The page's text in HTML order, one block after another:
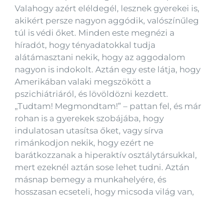
Valahogy azért eléldegél, lesznek gyerekei is,
akikért persze nagyon aggódik, valószínűleg
túl is védi őket. Minden este megnézi a
híradót, hogy tényadatokkal tudja
alátámasztani nekik, hogy az aggodalom
nagyon is indokolt. Aztán egy este látja, hogy
Amerikában valaki megszökött a
pszichiátriáról, és lövöldözni kezdett.
„Tudtam! Megmondtam!” – pattan fel, és már
rohan is a gyerekek szobájába, hogy
indulatosan utasítsa őket, vagy sírva
rimánkodjon nekik, hogy ezért ne
barátkozzanak a hiperaktív osztálytársukkal,
mert ezeknél aztán sose lehet tudni. Aztán
másnap bemegy a munkahelyére, és
hosszasan ecseteli, hogy micsoda világ van,